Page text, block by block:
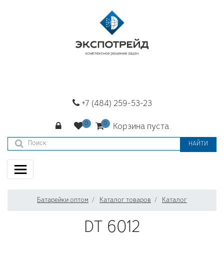
+7 (484) 259-53-23
Корзина пуста
НАЙТИ
Батарейки оптом Каталог товаров Каталог
DT 6012